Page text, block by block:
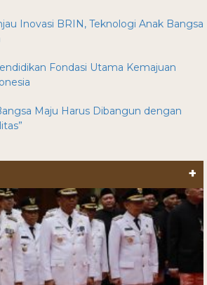
Inovasi BRIN, Teknologi Anak Bangsa
Fondasi Utama Kemajuan
Maju Harus Dibangun dengan
+